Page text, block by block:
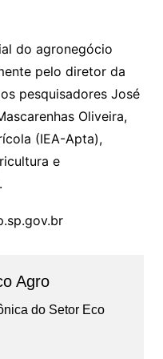
do agronegócio
pelo diretor da
pesquisadores José
Oliveira,
(IEA-Apta),
e
Agro
do Setor Eco